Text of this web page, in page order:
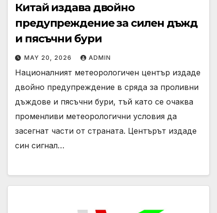
Китай издава двойно
предупреждение за силен дъжд
и пясъчни бури
MAY 20, 2026 ADMIN
Националният метеорологичен център издаде
двойно предупреждение в сряда за проливни
дъждове и пясъчни бури, тъй като се очаква
променливи метеорологични условия да
засегнат части от страната. Центърът издаде
син сигнал…